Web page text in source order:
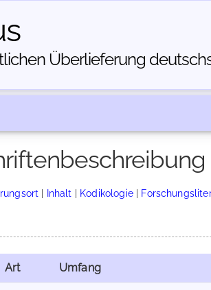
Über­lieferung
| Inhalt | Kodikologie|
Art Umfang